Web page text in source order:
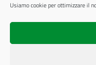
Usiamo cookie per ottimizzare il
© 2026
L'accesso all'area